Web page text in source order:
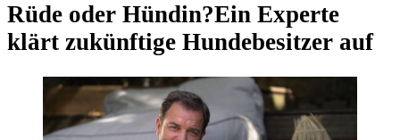
Rüde oder Hündin?Ein Experte
klärt zukünftige Hundebesitzer auf